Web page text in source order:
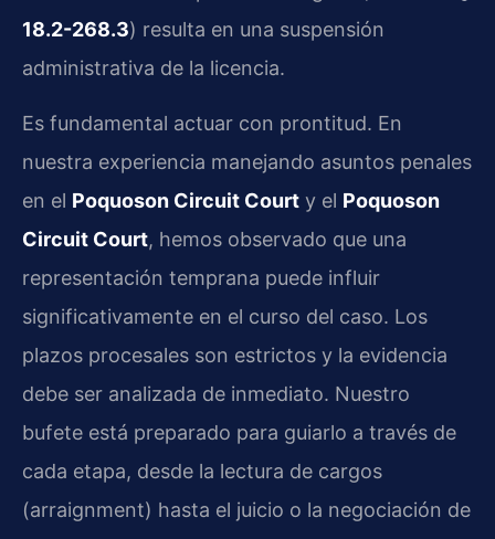
18.2-268.3) resulta en una suspensión
administrativa de la licencia.
Es fundamental actuar con prontitud. En
nuestra experiencia manejando asuntos penales
en el Poquoson Circuit Court y el Poquoson
Circuit Court, hemos observado que una
representación temprana puede influir
significativamente en el curso del caso. Los
plazos procesales son estrictos y la evidencia
debe ser analizada de inmediato. Nuestro
bufete está preparado para guiarlo a través de
cada etapa, desde la lectura de cargos
(arraignment) hasta el juicio o la negociación de